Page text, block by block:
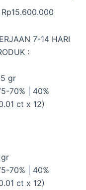
Rp15.600.000
7-14 HARI
:
gr
70% | 40%
ct x 12)
70% | 40%
ct x 12)